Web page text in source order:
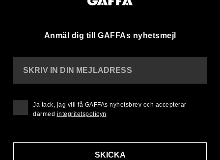
Anmäl dig till GAFFAs nyhetsmejl
SKRIV IN DIN MEJLADRESS
SKICKA
Ja tack, jag vill få GAFFAs nyhetsbrev och accepterar
därmed integritetspolicyn